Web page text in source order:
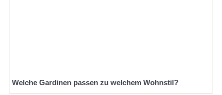
Welche Gardinen passen zu welchem Wohnstil?